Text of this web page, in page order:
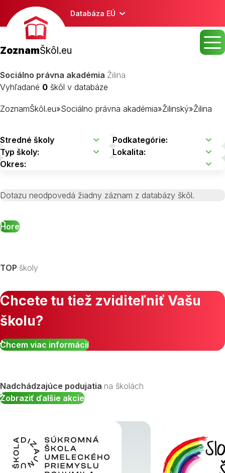
Databáza EÚ
ZoznamŠkôl.eu
Sociálno právna akadémia Žilina
Vyhľadané 0 škôl v databáze
ZoznamŠkôl.eu»Sociálno právna akadémia»Žilinský»Žilina
Dotazu neodpovedá žiadny záznam z databázy škôl.
Hore
TOP školy
Chcete tu tiež zviditeľniť Vašu
školu?
Chcem viac informácií
Nadchádzajúce podujatia na školách
Zobraziť ďalšie akcie